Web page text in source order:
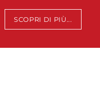
SCOPRI DI PIÙ...